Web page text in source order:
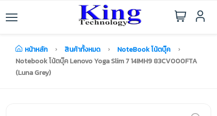
หน้าหลัก สินค้าทั้งหมด
NoteBook โน้ตบุ๊ค
Notebook โน้ตบุ๊ค Lenovo Yoga Slim 7 14IMH9 83CV000FTA
(Luna Grey)